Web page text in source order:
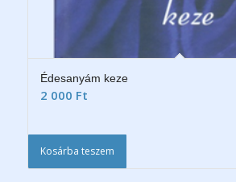
Édesanyám keze
2 000 Ft
Kosárba teszem